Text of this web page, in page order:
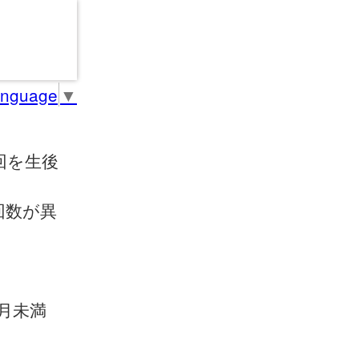
▼
を生後
が異
未満